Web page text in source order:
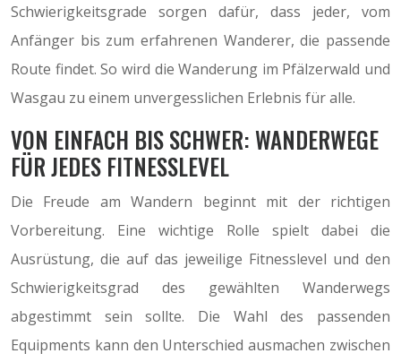
Schwierigkeitsgrade sorgen dafür, dass jeder, vom
Anfänger bis zum erfahrenen Wanderer, die passende
Route findet. So wird die Wanderung im Pfälzerwald und
Wasgau zu einem unvergesslichen Erlebnis für alle.
VON EINFACH BIS SCHWER: WANDERWEGE
FÜR JEDES FITNESSLEVEL
Die Freude am Wandern beginnt mit der richtigen
Vorbereitung. Eine wichtige Rolle spielt dabei die
Ausrüstung, die auf das jeweilige Fitnesslevel und den
Schwierigkeitsgrad des gewählten Wanderwegs
abgestimmt sein sollte. Die Wahl des passenden
Equipments kann den Unterschied ausmachen zwischen